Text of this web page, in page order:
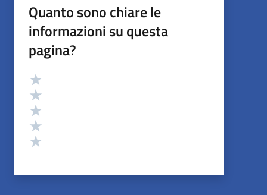
Quanto sono chiare le
informazioni su questa
pagina?
Valutazione